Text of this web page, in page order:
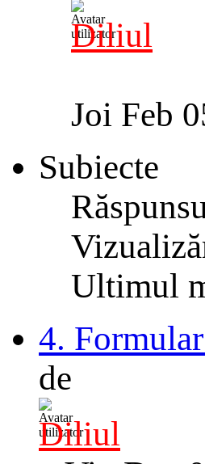
Diliul
Joi Feb
Subiecte
Ultimul
4.
de
Diliul